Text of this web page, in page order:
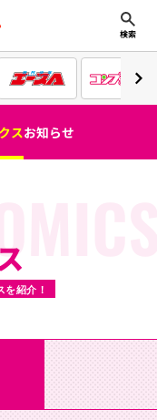
検索
スお知らせ
紹介！